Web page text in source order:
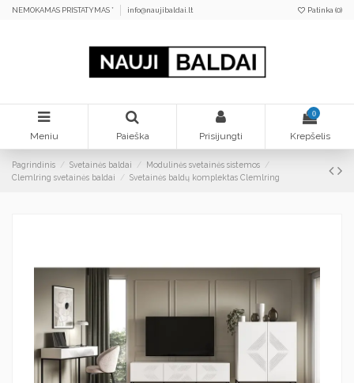
NEMOKAMAS PRISTATYMAS * info@naujibaldai.lt Patinka (0)
Meniu Paieška Prisijungti
0
Krepšelis
Pagrindinis Svetainės baldai
Modulinės svetainės sistemos
Clemlring svetainės baldai
Svetainės baldų komplektas Clemlring